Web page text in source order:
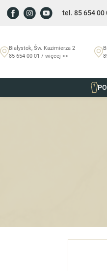
tel. 85 654 00
Białystok, Św. Kazimierza 2
85 654 00 01 / więcej >>
Szmurło